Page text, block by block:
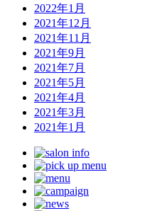
2022年1月
2021年12月
2021年11月
2021年9月
2021年7月
2021年5月
2021年4月
2021年3月
2021年1月